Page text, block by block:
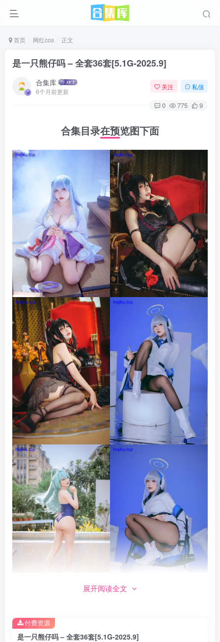
首页 网红cos 正文
是一只熊仔吗 – 全套36套[5.1G-2025.9]
合集库
6个月前更新
关注 私信
0 775 9
合集目录在预览图下面
展开阅读全文
是一只熊仔吗 – 全套36套[5.1G-2025.9]
付费资源